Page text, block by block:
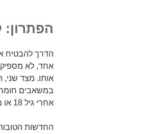
הפתרון:
הדרך להבטיח
אחד, לא מספיק
אותו. מצד שני,
במשאבים
אחרי גיל 18 או מיד עם השחרור מהצבא.
החדשות